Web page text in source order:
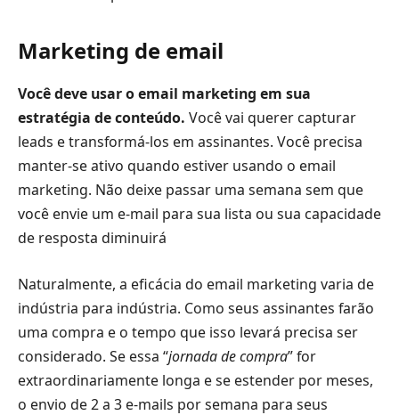
Marketing de email
Você deve usar o email marketing em sua
estratégia de conteúdo. Você vai querer capturar
leads e transformá-los em assinantes. Você precisa
manter-se ativo quando estiver usando o email
marketing. Não deixe passar uma semana sem que
você envie um e-mail para sua lista ou sua capacidade
de resposta diminuirá
Naturalmente, a eficácia do email marketing varia de
indústria para indústria. Como seus assinantes farão
uma compra e o tempo que isso levará precisa ser
considerado. Se essa “jornada de compra” for
extraordinariamente longa e se estender por meses,
o envio de 2 a 3 e-mails por semana para seus